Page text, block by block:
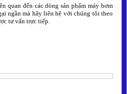
quan đến các dòng sản phẩm máy bơm
ngần mà hãy liên hệ với chúng tôi theo
tư vấn trực tiếp.